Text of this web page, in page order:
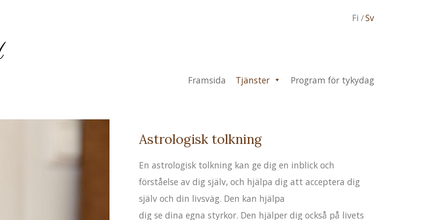
Sv
Fi
Framsida Tjänster Program för tykydag
Astrologisk tolkning
En astrologisk tolkning kan ge dig en inblick och
förståelse av dig själv, och hjälpa dig att acceptera dig
själv och din livsväg. Den kan hjälpa
dig se dina egna styrkor. Den hjälper dig också på livets